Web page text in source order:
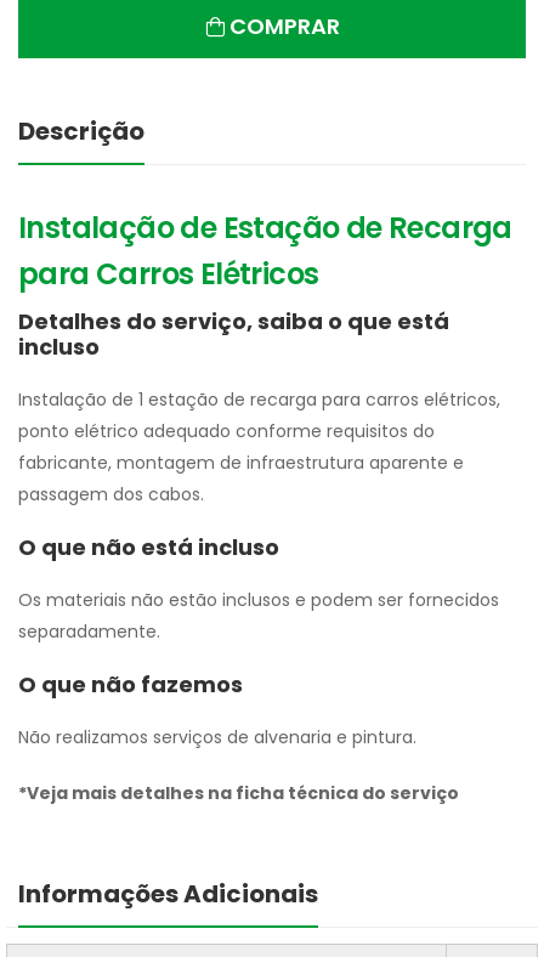
COMPRAR
Descrição
Instalação de Estação de Recarga
para Carros Elétricos
Detalhes do serviço, saiba o que está
incluso
Instalação de 1 estação de recarga para carros elétricos,
ponto elétrico adequado conforme requisitos do
fabricante, montagem de infraestrutura aparente e
passagem dos cabos.
O que não está incluso
Os materiais não estão inclusos e podem ser fornecidos
separadamente.
O que não fazemos
Não realizamos serviços de alvenaria e pintura.
*Veja mais detalhes na ficha técnica do serviço
Informações Adicionais